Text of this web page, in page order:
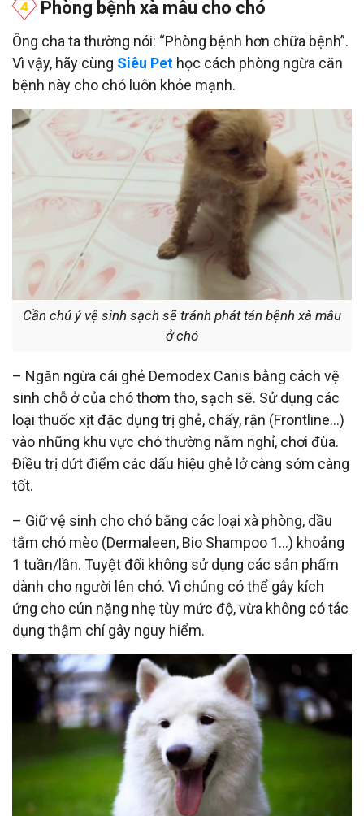
Phòng bệnh xà mâu cho chó
Ông cha ta thường nói: “Phòng bệnh hơn chữa bệnh”.
Vì vậy, hãy cùng Siêu Pet học cách phòng ngừa căn
bệnh này cho chó luôn khỏe mạnh.
Cần chú ý vệ sinh sạch sẽ tránh phát tán bệnh xà mâu
ở chó
– Ngăn ngừa cái ghẻ Demodex Canis bằng cách vệ
sinh chỗ ở của chó thơm tho, sạch sẽ. Sử dụng các
loại thuốc xịt đặc dụng trị ghẻ, chấy, rận (Frontline…)
vào những khu vực chó thường nằm nghỉ, chơi đùa.
Điều trị dứt điểm các dấu hiệu ghẻ lở càng sớm càng
tốt.
– Giữ vệ sinh cho chó bằng các loại xà phòng, dầu
tắm chó mèo (Dermaleen, Bio Shampoo 1…) khoảng
1 tuần/lần. Tuyệt đối không sử dụng các sản phẩm
dành cho người lên chó. Vì chúng có thể gây kích
ứng cho cún nặng nhẹ tùy mức độ, vừa không có tác
dụng thậm chí gây nguy hiểm.